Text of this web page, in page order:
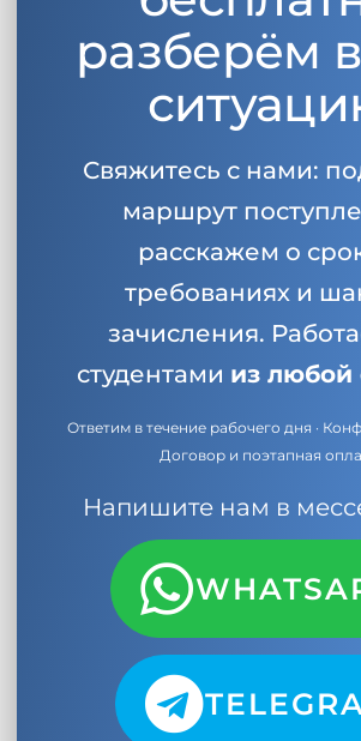
разберём
Свяжитесь с нами:
маршрут
расскажем о
требованиях и
зачисления.
студентами из любой
Ответим в течение рабочего дня ·
Договор и поэтапная
Напишите нам в